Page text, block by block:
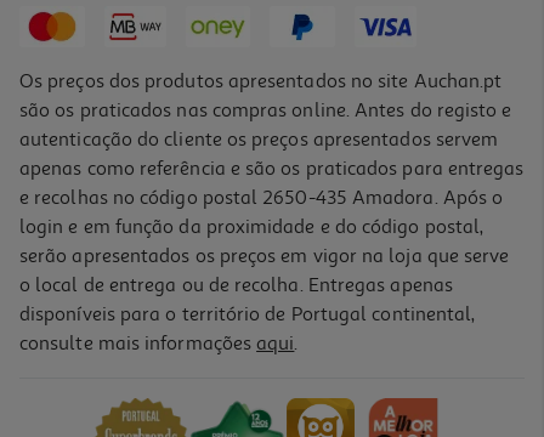
Sopa Cremosa Lentilhas Dozz 310 Ml
Os preços dos produtos apresentados no site Auchan.pt
são os praticados nas compras online. Antes do registo e
autenticação do cliente os preços apresentados servem
apenas como referência e são os praticados para entregas
e recolhas no código postal 2650-435 Amadora. Após o
login e em função da proximidade e do código postal,
serão apresentados os preços em vigor na loja que serve
o local de entrega ou de recolha. Entregas apenas
disponíveis para o território de Portugal continental,
consulte mais informações aqui.